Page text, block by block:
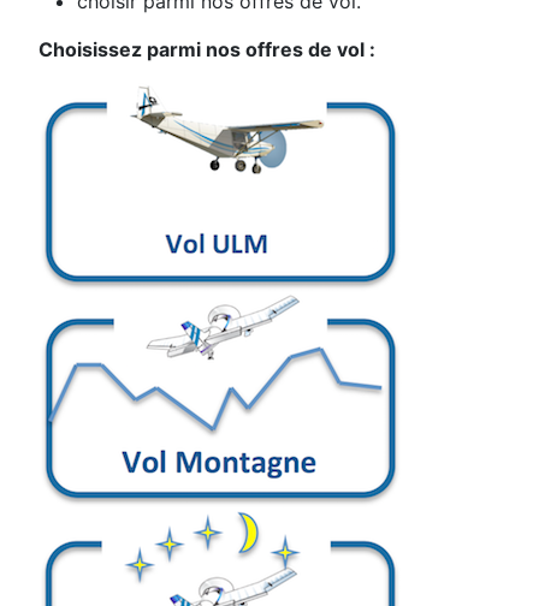
Choisissez parmi nos offres de vol :